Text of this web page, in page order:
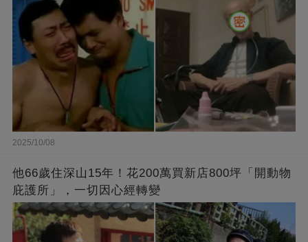
2025/10/08
他66歲住深山15年！花200萬買新店800坪「開動物
庇護所」，一切因心經轉變